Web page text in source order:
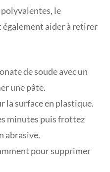
le
également aider à retirer
de soude avec un
une pâte.
la surface en plastique.
minutes puis frottez
abrasive.
pour supprimer